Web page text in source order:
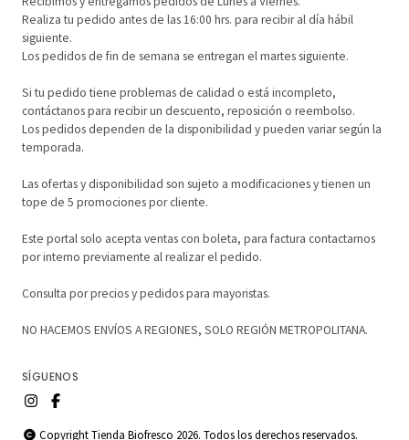
Realiza tu pedido antes de las 16:00 hrs. para recibir al día hábil
siguiente.
Los pedidos de fin de semana se entregan el martes siguiente.
Si tu pedido tiene problemas de calidad o está incompleto,
contáctanos para recibir un descuento, reposición o reembolso.
Los pedidos dependen de la disponibilidad y pueden variar según la
temporada.
Las ofertas y disponibilidad son sujeto a modificaciones y tienen un
tope de 5 promociones por cliente.
Este portal solo acepta ventas con boleta, para factura contactarnos
por interno previamente al realizar el pedido.
Consulta por precios y pedidos para mayoristas.
NO HACEMOS ENVÍOS A REGIONES, SOLO REGIÓN METROPOLITANA.
SÍGUENOS
Copyright Tienda Biofresco 2026. Todos los derechos reservados.